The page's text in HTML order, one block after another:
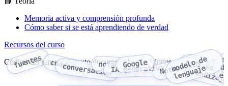
Memoria activa y comprensión profunda
Cómo saber si se está aprendiendo de verdad
Recursos del curso
Código del tema: Contexto documental + decisiones con evidencia
fuentes cuaderno
conversación
notasIA generativa
Google NotebookLM
m
o
d
e
l
o
d
e
l
e
n
g
u
a
j
e
recursos
aprendizaje